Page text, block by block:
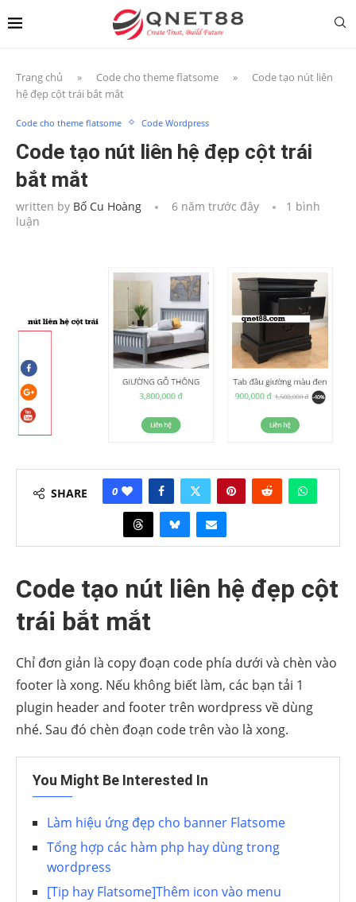
Trang chủ » Code cho theme flatsome »
Code tạo nút liên
hệ đẹp cột trái bắt mắt
Code cho theme flatsome Code Wordpress
Code tạo nút liên hệ đẹp cột trái
bắt mắt
written by Bố Cu Hoàng 6 năm trước đây
1 bình
luận
SHARE 0
Code tạo nút liên hệ đẹp cột
trái bắt mắt
Chỉ đơn giản là copy đoạn code phía dưới và chèn vào
footer là xong. Nếu không biết làm, các bạn tải 1
plugin header and footer trên wordpress về dùng
nhé. Sau đó chèn đoạn code trên vào là xong.
You Might Be Interested In
Làm hiệu ứng đẹp cho banner Flatsome
Tổng hợp các hàm php hay dùng trong
wordpress
[Tip hay Flatsome]Thêm icon vào menu